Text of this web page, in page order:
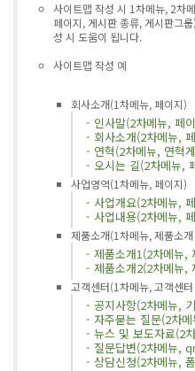
사이트맵 작성 시 1차메뉴, 2차
페이지, 게시판 종류, 게시판그
성 시 도움이 됩니다.
사이트맵 작성 예
회사소개(1차메뉴, 페이지)
- 인사말(2차메뉴, 페
- 회사소개(2차메뉴,
- 연혁(2차메뉴, 연혁
- 오시는 길(2차메뉴,
사업영역(1차메뉴, 페이지)
- 사업개요(2차메뉴,
- 사업내용(2차메뉴,
제품소개(1차메뉴, 제품소
- 제품소개1(2차메뉴,
- 제품소개2(2차메뉴,
고객센터(1차메뉴, 고객센
- 공지사항(2차메뉴,
- 자주묻는 질문(2차
- 뉴스 및 보도자료(2
- 질문답변(2차메뉴,
- 상담신청(2차메뉴,